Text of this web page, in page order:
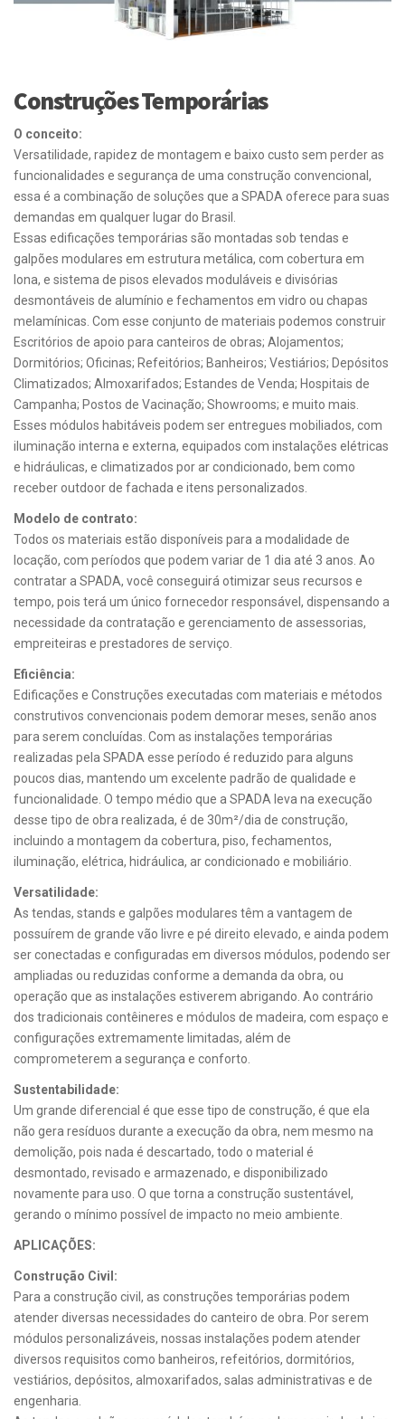
Construções Temporárias
O conceito:
Versatilidade, rapidez de montagem e baixo custo sem perder as
funcionalidades e segurança de uma construção convencional,
essa é a combinação de soluções que a SPADA oferece para suas
demandas em qualquer lugar do Brasil.
Essas edificações temporárias são montadas sob tendas e
galpões modulares em estrutura metálica, com cobertura em
lona, e sistema de pisos elevados moduláveis e divisórias
desmontáveis de alumínio e fechamentos em vidro ou chapas
melamínicas. Com esse conjunto de materiais podemos construir
Escritórios de apoio para canteiros de obras; Alojamentos;
Dormitórios; Oficinas; Refeitórios; Banheiros; Vestiários; Depósitos
Climatizados; Almoxarifados; Estandes de Venda; Hospitais de
Campanha; Postos de Vacinação; Showrooms; e muito mais.
Esses módulos habitáveis podem ser entregues mobiliados, com
iluminação interna e externa, equipados com instalações elétricas
e hidráulicas, e climatizados por ar condicionado, bem como
receber outdoor de fachada e itens personalizados.
Modelo de contrato:
Todos os materiais estão disponíveis para a modalidade de
locação, com períodos que podem variar de 1 dia até 3 anos. Ao
contratar a SPADA, você conseguirá otimizar seus recursos e
tempo, pois terá um único fornecedor responsável, dispensando a
necessidade da contratação e gerenciamento de assessorias,
empreiteiras e prestadores de serviço.
Eficiência:
Edificações e Construções executadas com materiais e métodos
construtivos convencionais podem demorar meses, senão anos
para serem concluídas. Com as instalações temporárias
realizadas pela SPADA esse período é reduzido para alguns
poucos dias, mantendo um excelente padrão de qualidade e
funcionalidade. O tempo médio que a SPADA leva na execução
desse tipo de obra realizada, é de 30m²/dia de construção,
incluindo a montagem da cobertura, piso, fechamentos,
iluminação, elétrica, hidráulica, ar condicionado e mobiliário.
Versatilidade:
As tendas, stands e galpões modulares têm a vantagem de
possuírem de grande vão livre e pé direito elevado, e ainda podem
ser conectadas e configuradas em diversos módulos, podendo ser
ampliadas ou reduzidas conforme a demanda da obra, ou
operação que as instalações estiverem abrigando. Ao contrário
dos tradicionais contêineres e módulos de madeira, com espaço e
configurações extremamente limitadas, além de
comprometerem a segurança e conforto.
Sustentabilidade:
Um grande diferencial é que esse tipo de construção, é que ela
não gera resíduos durante a execução da obra, nem mesmo na
demolição, pois nada é descartado, todo o material é
desmontado, revisado e armazenado, e disponibilizado
novamente para uso. O que torna a construção sustentável,
gerando o mínimo possível de impacto no meio ambiente.
APLICAÇÕES:
Construção Civil:
Para a construção civil, as construções temporárias podem
atender diversas necessidades do canteiro de obra. Por serem
módulos personalizáveis, nossas instalações podem atender
diversos requisitos como banheiros, refeitórios, dormitórios,
vestiários, depósitos, almoxarifados, salas administrativas e de
engenharia.